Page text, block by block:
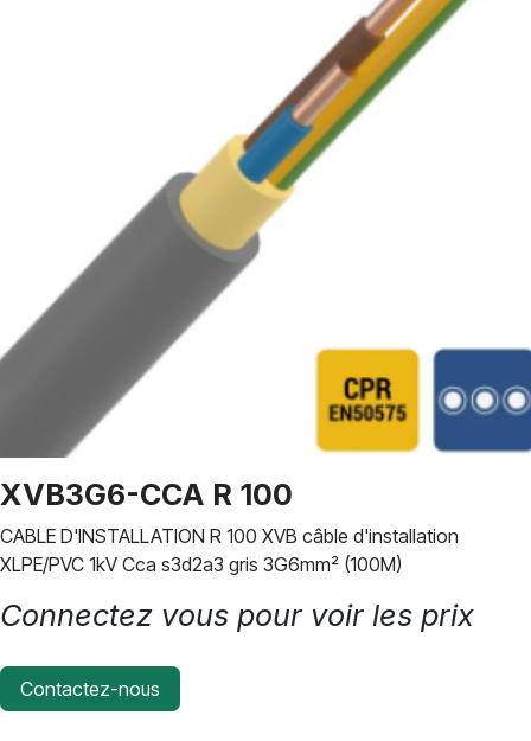
XVB3G6-CCA R 100
CABLE D'INSTALLATION R 100 XVB câble d'installation
XLPE/PVC 1kV Cca s3d2a3 gris 3G6mm² (100M)
Connectez vous pour voir les prix
Contactez-nous